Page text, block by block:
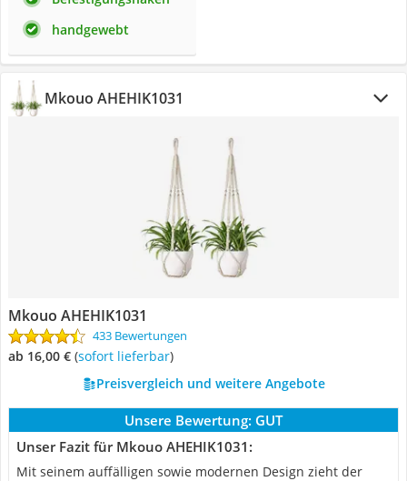
handgewebt
Mkouo AHEHIK1031
Mkouo AHEHIK1031
433 Bewertungen
ab 16,00 € ( Sofort lieferbar)
Preisvergleich und weitere Angebote
Unsere Bewertung: GUT
Unser Fazit für Mkouo AHEHIK1031:
Mit seinem auffälligen sowie modernen Design zieht der